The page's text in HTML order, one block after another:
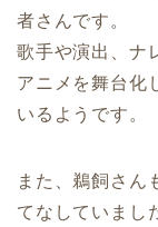
者さんです。
歌手や演出、ナ
アニメを舞台化
いるようです。
また、鵜飼さん
てなしていまし